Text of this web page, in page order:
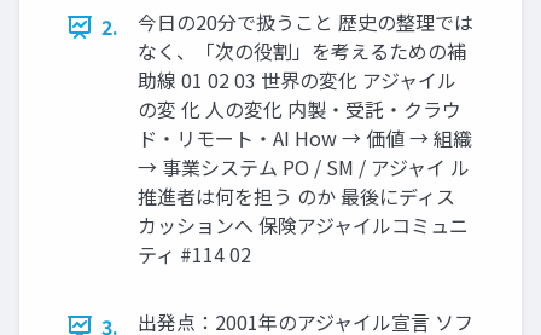
2.
今日の20分で扱うこと 歴史の整理では
なく、「次の役割」を考えるための補
助線 01 02 03 世界の変化 アジャイル
の変 化 人の変化 内製・受託・クラウ
ド・リモート・AI How → 価値 → 組織
→ 事業システム PO / SM / アジャイ ル
推進者は何を担う のか 最後にディス
カッションへ 保険アジャイルコミュニ
ティ #114 02
3. 出発点：2001年のアジャイル宣言 ソフ